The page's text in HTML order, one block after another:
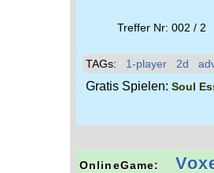
Treffer Nr: 002 / 2
TAGs: 1-player 2d
Gratis Spielen: Soul
OnlineGame: